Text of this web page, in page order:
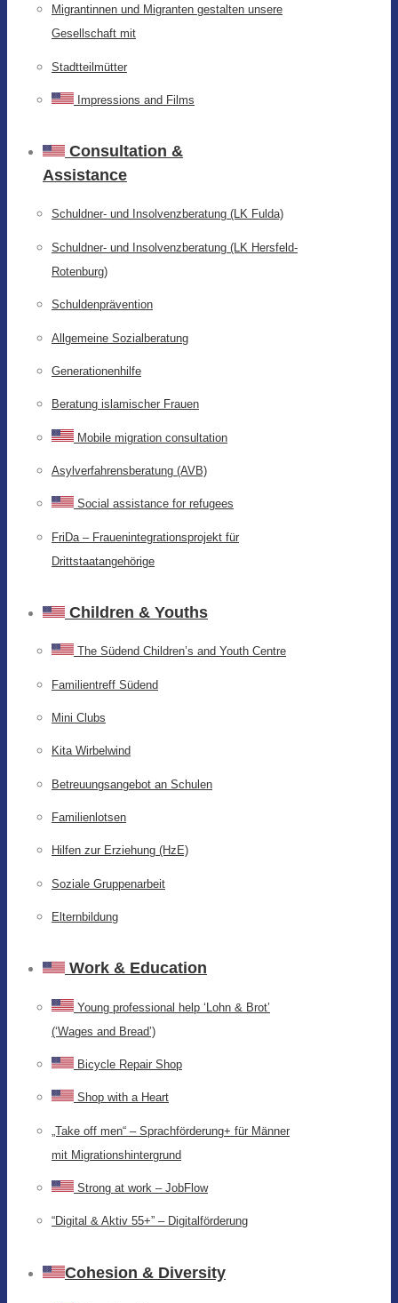
Migrantinnen und Migranten gestalten unsere
Gesellschaft mit
Stadtteilmütter
Impressions and Films
Consultation &
Assistance
Schuldner- und Insolvenzberatung (LK Fulda)
Schuldner- und Insolvenzberatung (LK Hersfeld-
Rotenburg)
Schuldenprävention
Allgemeine Sozialberatung
Generationenhilfe
Beratung islamischer Frauen
Mobile migration consultation
Asylverfahrensberatung (AVB)
Social assistance for refugees
FriDa – Frauenintegrationsprojekt für
Drittstaatangehörige
Children & Youths
The Südend Children’s and Youth Centre
Familientreff Südend
Mini Clubs
Kita Wirbelwind
Betreuungsangebot an Schulen
Familienlotsen
Hilfen zur Erziehung (HzE)
Soziale Gruppenarbeit
Elternbildung
Work & Education
Young professional help ‘Lohn & Brot’
(‘Wages and Bread’)
Bicycle Repair Shop
Shop with a Heart
„Take off men“ – Sprachförderung+ für Männer
mit Migrationshintergrund
Strong at work – JobFlow
“Digital & Aktiv 55+” – Digitalförderung
Cohesion & Diversity